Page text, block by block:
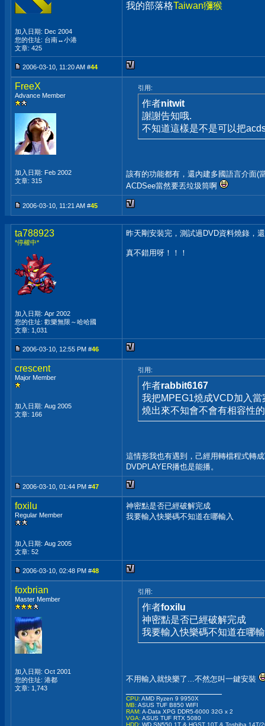
加入日期: Dec 2004
您的住址: 台南↔小港
文章: 425
我的部落格Taiwan獼猴
2006-03-10, 11:20 AM #44
FreeX
Advance Member
加入日期: Feb 2002
文章: 315
引用:
作者nitwit
謝謝告知哦.
不知道這樣是不是可以把
該有的功能都有，還內建多國語言介面(
ACDSee當然要丟垃圾筒啊
2006-03-10, 11:21 AM #45
ta788923
*停權中*
加入日期: Apr 2002
您的住址: 歡樂無限～哈哈國
文章: 1,031
昨天剛安裝完，測試過DVD資料燒錄，
真不錯用呀！！！
2006-03-10, 12:55 PM #46
crescent
Major Member
加入日期: Aug 2005
文章: 166
引用:
作者rabbit6167
我把MPEG1燒成VCD加入
燒出來不知會不會有相容性
這情形我也有遇到，己經用轉檔程式轉
DVDPLAYER播也是能播。
2006-03-10, 01:44 PM #47
foxilu
Regular Member
加入日期: Aug 2005
文章: 52
神密點是否已經破解完成
我要輸入快樂碼不知道在哪輸入
2006-03-10, 02:48 PM #48
foxbrian
Master Member
加入日期: Oct 2001
您的住址: 港都
文章: 1,743
引用:
作者foxilu
神密點是否已經破解完成
我要輸入快樂碼不知道在哪
不用輸入就快樂了...不然怎叫一鍵安裝
CPU: AMD Ryzen 9 9950X
MB: ASUS TUF B850 WIFI
RAM: A-Data XPG DDR5-6000 32G x 2
VGA: ASUS TUF RTX 5080
HDD: WD SN550 1T & HGST 10T & Toshiba 14T/